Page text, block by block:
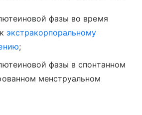
фазы во время
экстракорпоральному
;
фазы в спонтанном
менструальном